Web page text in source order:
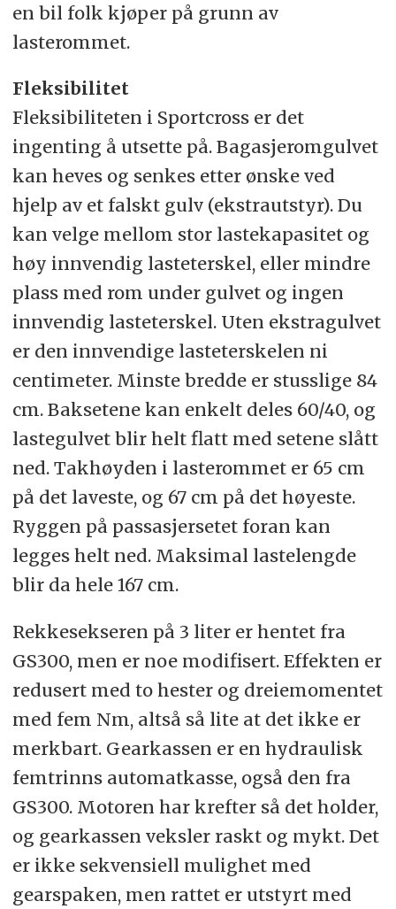
en bil folk kjøper på grunn av
lasterommet.
Fleksibilitet
Fleksibiliteten i Sportcross er det
ingenting å utsette på. Bagasjeromgulvet
kan heves og senkes etter ønske ved
hjelp av et falskt gulv (ekstrautstyr). Du
kan velge mellom stor lastekapasitet og
høy innvendig lasteterskel, eller mindre
plass med rom under gulvet og ingen
innvendig lasteterskel. Uten ekstragulvet
er den innvendige lasteterskelen ni
centimeter. Minste bredde er stusslige 84
cm. Baksetene kan enkelt deles 60/40, og
lastegulvet blir helt flatt med setene slått
ned. Takhøyden i lasterommet er 65 cm
på det laveste, og 67 cm på det høyeste.
Ryggen på passasjersetet foran kan
legges helt ned. Maksimal lastelengde
blir da hele 167 cm.
Rekkesekseren på 3 liter er hentet fra
GS300, men er noe modifisert. Effekten er
redusert med to hester og dreiemomentet
med fem Nm, altså så lite at det ikke er
merkbart. Gearkassen er en hydraulisk
femtrinns automatkasse, også den fra
GS300. Motoren har krefter så det holder,
og gearkassen veksler raskt og mykt. Det
er ikke sekvensiell mulighet med
gearspaken, men rattet er utstyrt med